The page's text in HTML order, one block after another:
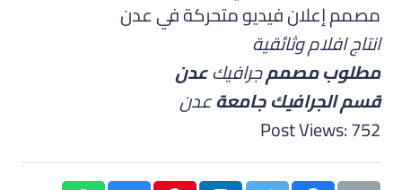
مصمم إعلان فيديو متحركة في عدن
انتاج افلام وثائقية
مطلوب مصممجرافيكعدن
قسم الجرافيك جامعةعدن
Post Views:752